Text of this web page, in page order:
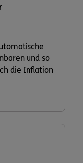
und so
die Inflation